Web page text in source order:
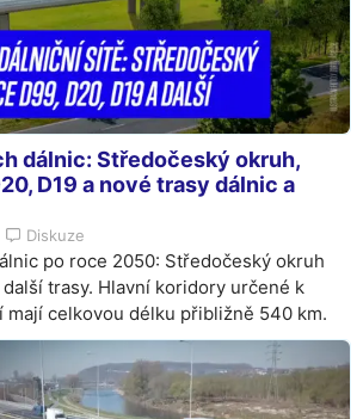
dálnic: Středočeský okruh,
D19 a nové trasy dálnic a
Diskuze
po roce 2050: Středočeský okruh
další trasy. Hlavní koridory určené k
mají celkovou délku přibližně 540 km.